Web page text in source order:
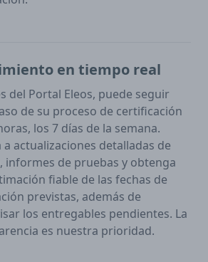
en tiempo real
del Portal Eleos, puede seguir
de su proceso de certificación
los 7 días de la semana.
a actualizaciones detalladas de
informes de pruebas y obtenga
fiable de las fechas de
previstas, además de
los entregables pendientes. La
es nuestra prioridad.